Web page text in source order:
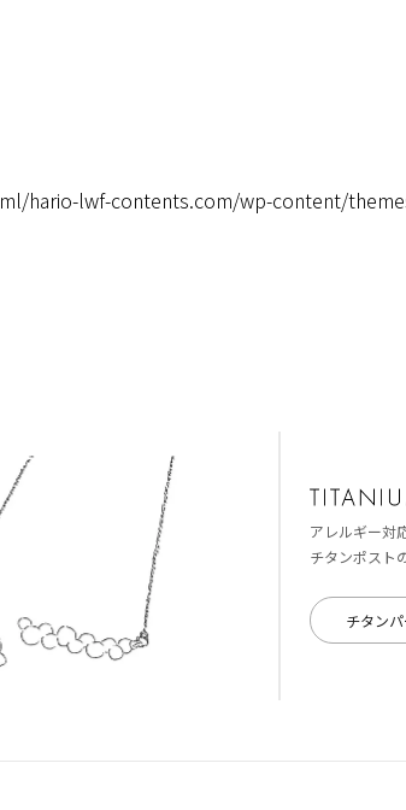
hario-lwf-contents.com/wp-content/
アレルギー対
チタンポスト
チタン